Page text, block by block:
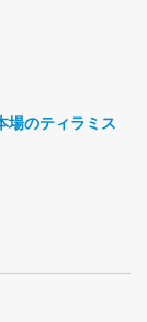
のティラミス。